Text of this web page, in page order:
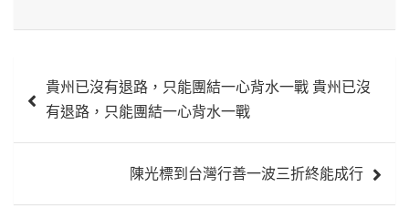
章 貴州已沒有退路，只能團結一心背水一戰 貴州已沒
有退路，只能團結一心背水一戰
陳光標到台灣行善一波三折終能成行